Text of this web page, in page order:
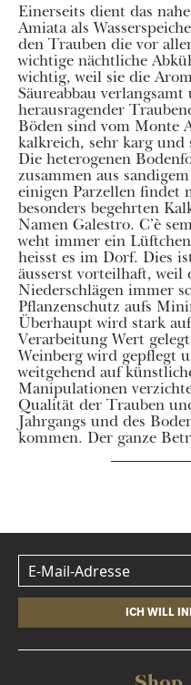
Einerseits dient das
Amiata als
den Trauben die vor
wichtige nächtliche
wichtig, weil sie die
Säureabbau
herausragender
Böden sind vom Monte
kalkreich, sehr karg und
Die heterogenen
zusammen aus
einigen Parzellen findet
besonders begehrten
Namen Galestro. C’è
weht immer ein
heisst es im Dorf. Dies
äusserst vorteilhaft, weil
Niederschlägen immer
Pflanzenschutz aufs
Überhaupt wird stark
Verarbeitung Wert
Weinberg wird gepflegt
weitgehend auf
Manipulationen
Qualität der Trauben
Jahrgangs und des
kommen. Der ganze
ICH WILL